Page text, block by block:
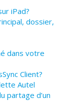
iPad?
dossier,
dans votre
Client?
Autel
partage d’un